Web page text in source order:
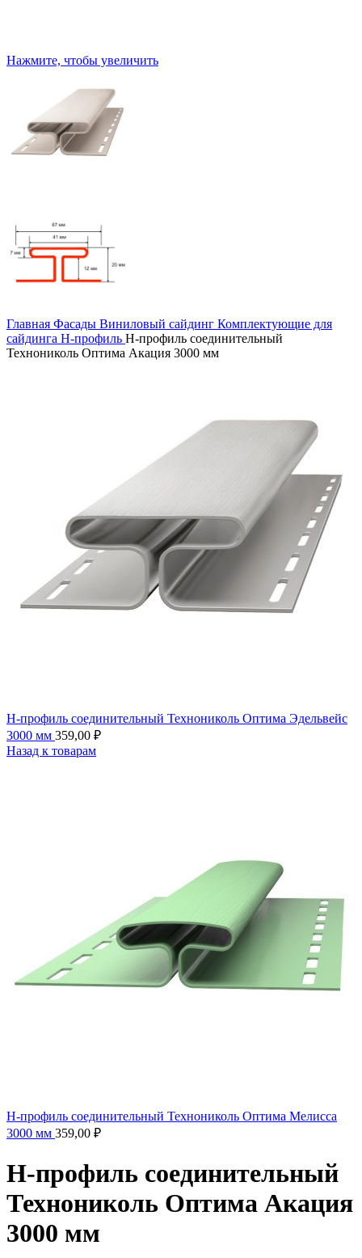
Нажмите, чтобы увеличить
Главная Фасады Виниловый сайдинг Комплектующие для
сайдинга H-профиль H-профиль соединительный
Технониколь Оптима Акация 3000 мм
H-профиль соединительный Технониколь Оптима Эдельвейс
3000 мм 359,00 ₽
Назад к товарам
H-профиль соединительный Технониколь Оптима Мелисса
3000 мм 359,00 ₽
H-профиль соединительный
Технониколь Оптима Акация
3000 мм